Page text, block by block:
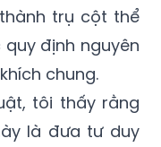
trụ cột thể
định nguyên
chung.
tôi thấy rằng
là đưa tư duy